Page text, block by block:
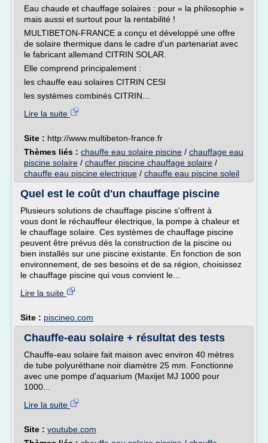
Eau chaude et chauffage solaires : pour « la philosophie »
mais aussi et surtout pour la rentabilité !
MULTIBETON-FRANCE a conçu et développé une offre
de solaire thermique dans le cadre d'un partenariat avec
le fabricant allemand CITRIN SOLAR.
Elle comprend principalement :
les chauffe eau solaires CITRIN CESI
les systèmes combinés CITRIN...
Lire la suite
Site : http://www.multibeton-france.fr
Thèmes liés : chauffe eau solaire piscine / chauffage eau
piscine solaire / chauffer piscine chauffage solaire /
chauffe eau piscine electrique / chauffe eau piscine soleil
Quel est le coût d'un chauffage piscine
Plusieurs solutions de chauffage piscine s'offrent à
vous dont le réchauffeur électrique, la pompe à chaleur et
le chauffage solaire. Ces systèmes de chauffage piscine
peuvent être prévus dés la construction de la piscine ou
bien installés sur une piscine existante. En fonction de son
environnement, de ses besoins et de sa région, choisissez
le chauffage piscine qui vous convient le...
Lire la suite
Site : piscineo.com
Chauffe-eau solaire + résultat des tests
Chauffe-eau solaire fait maison avec environ 40 mètres
de tube polyuréthane noir diamètre 25 mm. Fonctionne
avec une pompe d'aquarium (Maxijet MJ 1000 pour
1000...
Lire la suite
Site : youtube.com